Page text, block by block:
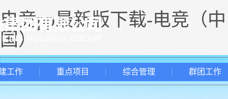
电竞pp最新版下载-电竞（中
国）
工作 重点项目 综合管理 群团工作